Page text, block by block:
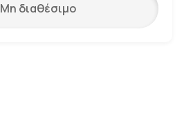
Μη διαθέσιμο